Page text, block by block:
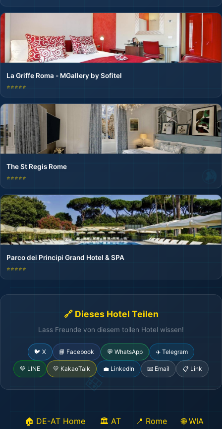
La Griffe Roma - MGallery by Sofitel
⭐⭐⭐⭐⭐
The St Regis Rome
⭐⭐⭐⭐⭐
Parco dei Principi Grand Hotel & SPA
⭐⭐⭐⭐⭐
🔗 Dieses Hotel Teilen
Lass Freunde von diesem tollen Hotel wissen!
🐦 X 📘 Facebook 💬 WhatsApp ✈️ Telegram
💚 LINE 💛 KakaoTalk 💼 LinkedIn 📧 Email 📋 Link
🏠 DE-AT Home 🏛️ AT 📍 Rome
🌐 WIA